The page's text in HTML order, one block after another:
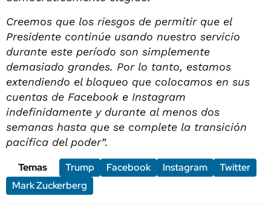
Creemos que los riesgos de permitir que el
Presidente continúe usando nuestro servicio
durante este período son simplemente
demasiado grandes. Por lo tanto, estamos
extendiendo el bloqueo que colocamos en sus
cuentas de Facebook e Instagram
indefinidamente y durante al menos dos
semanas hasta que se complete la transición
pacífica del poder”.
Temas
Trump Facebook Instagram
Twitter
Mark Zuckerberg